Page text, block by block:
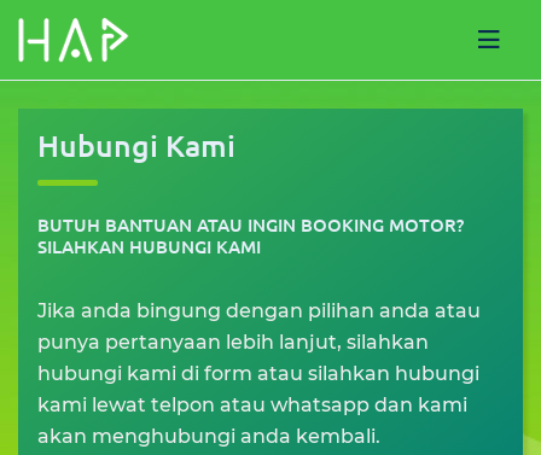
Hubungi Kami
BUTUH BANTUAN ATAU INGIN BOOKING MOTOR?
SILAHKAN HUBUNGI KAMI
Jika anda bingung dengan pilihan anda atau
punya pertanyaan lebih lanjut, silahkan
hubungi kami di form atau silahkan hubungi
kami lewat telpon atau whatsapp dan kami
akan menghubungi anda kembali.